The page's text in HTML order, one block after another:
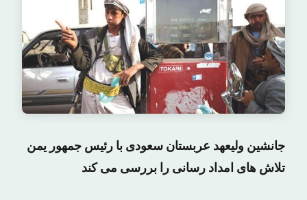
جانشین ولیعهد عربستان سعودی با رئیس جمهور یمن
تلاش های امداد رسانی را بررسی می کند